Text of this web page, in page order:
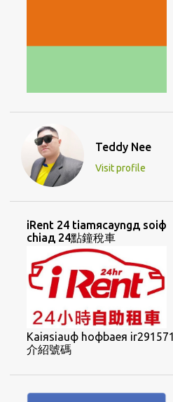
Teddy Nee
Visit profile
iRent 24 tiamяcayngд soiф
chiaд 24點鐘稅車
Kaiяsiauф hoфbaeя
介紹號碼